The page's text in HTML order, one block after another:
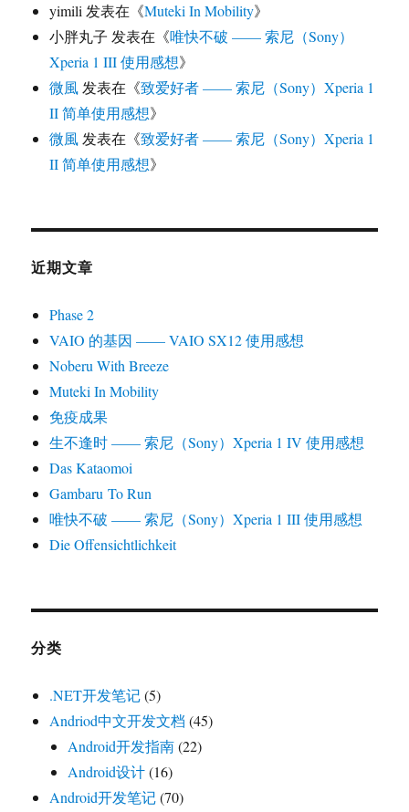
yimili发表在《Muteki In Mobility》
小胖丸子 发表在《唯快不破 —— 索尼（Sony）
Xperia 1 III 使用感想》
微風发表在《致爱好者 —— 索尼（Sony）Xperia 1
II 简单使用感想》
微風发表在《致爱好者 —— 索尼（Sony）Xperia 1
II 简单使用感想》
近期文章
Phase 2
VAIO 的基因 —— VAIO SX12 使用感想
Noberu With Breeze
Muteki In Mobility
免疫成果
生不逢时 —— 索尼（Sony）Xperia 1 IV 使用感想
Das Kataomoi
Gambaru To Run
唯快不破 —— 索尼（Sony）Xperia 1 III 使用感想
Die Offensichtlichkeit
分类
.NET开发笔记(5)
Andriod中文开发文档 (45)
Android开发指南(22)
Android设计(16)
Android开发笔记(70)